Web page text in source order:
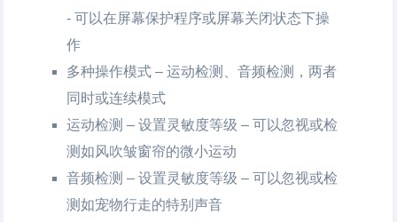
- 可以在屏幕保护程序或屏幕关闭状态下操
作
多种操作模式 – 运动检测、音频检测，两者
同时或连续模式
运动检测 – 设置灵敏度等级 – 可以忽视或检
测如风吹皱窗帘的微小运动
音频检测 – 设置灵敏度等级 – 可以忽视或检
测如宠物行走的特别声音